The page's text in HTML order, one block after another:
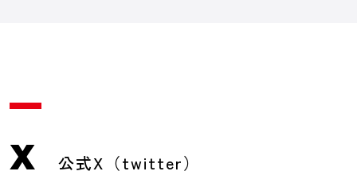
X 公式X（twitter）